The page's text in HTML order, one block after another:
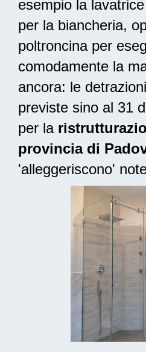
esempio la
per la biancheria,
poltroncina per
comodamente la
ancora: le
previste sino al 31
per la
provincia di
'alleggeriscono'